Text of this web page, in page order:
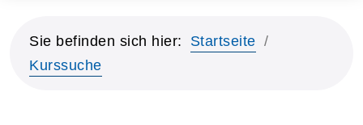
Sie befinden sich hier:
Startseite
Kurssuche